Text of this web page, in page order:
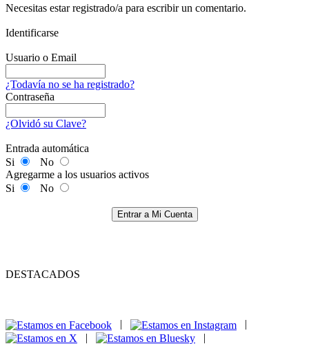
Necesitas estar registrado/a para escribir un comentario.
Identificarse
Usuario o Email
¿Todavía no se ha registrado?
Contraseña
¿Olvidó su Clave?
Entrada automática
Si
No
Agregarme a los usuarios activos
Si
No
Entrar a Mi Cuenta
DESTACADOS
|
|